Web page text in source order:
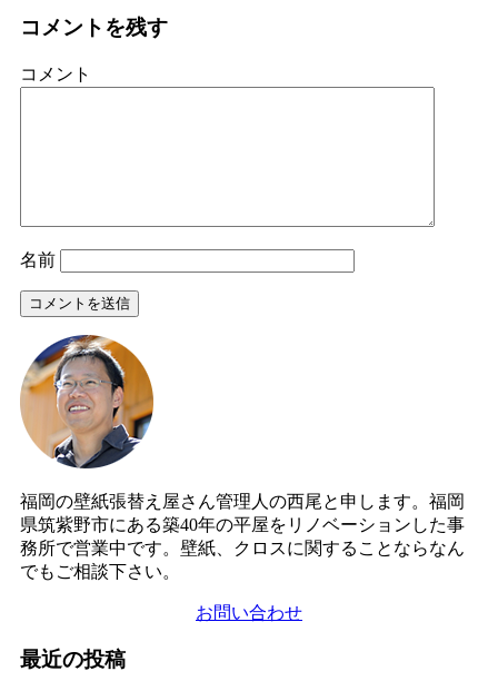
コメントを残す
コメント
名前
福岡の壁紙張替え屋さん管理人の西尾と申します。福岡
県筑紫野市にある築40年の平屋をリノベーションした事
務所で営業中です。壁紙、クロスに関することならなん
でもご相談下さい。
お問い合わせ
最近の投稿